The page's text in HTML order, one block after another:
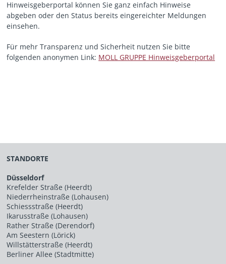
Hinweisgeberportal können Sie ganz einfach Hinweise
abgeben oder den Status bereits eingereichter Meldungen
einsehen.
Für mehr Transparenz und Sicherheit nutzen Sie bitte
folgenden anonymen Link: MOLL GRUPPE Hinweisgeberportal
STANDORTE
Düsseldorf
Krefelder Straße (Heerdt)
Niederrheinstraße (Lohausen)
Schiessstraße (Heerdt)
Ikarusstraße (Lohausen)
Rather Straße (Derendorf)
Am Seestern (Lörick)
Willstätterstraße (Heerdt)
Berliner Allee (Stadtmitte)